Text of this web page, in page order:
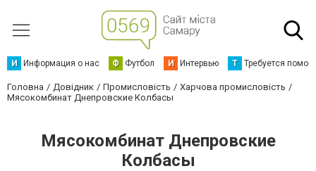
И Информация о нас Ф Футбол И Интервью Т Требуется
Головна Довідник Промисловість
Харчова промисловість
Мясокомбинат Днепровские Колбасы
Мясокомбинат Днепровские
Колбасы